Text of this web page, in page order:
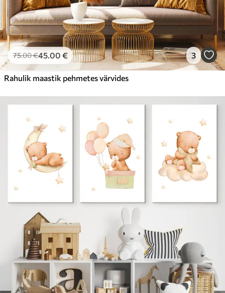
75.00€45.00 € 3
Rahulik maastik pehmetes värvides